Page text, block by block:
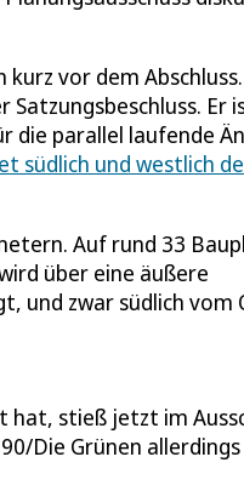
vor dem
Er
die parallel laufende
südlich und westlich
Auf rund 33
über eine äußere
und zwar südlich
stieß jetzt im
Die Grünen